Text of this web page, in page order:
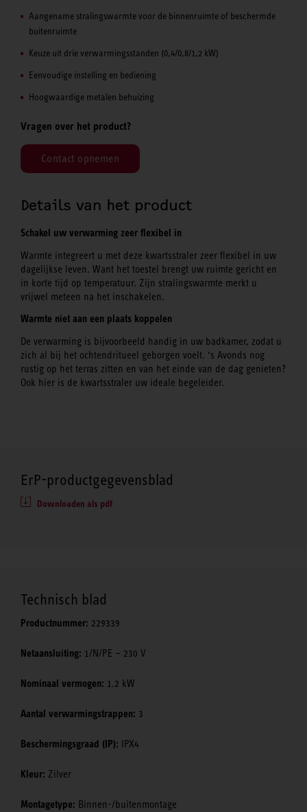
Aangename stralingswarmte voor de binnenruimte of beschermde
buitenruimte
Keuze uit drie verwarmingsstanden (0,4/0,8/1,2 kW)
Eenvoudige instelling en bediening
Hoogwaardige metalen behuizing
Vragen over het product?
Contact opnemen
Details van het product
Schakel uw verwarming zeer flexibel in
Warmte integreert u met deze kwartsstraler zeer flexibel in uw
dagelijkse leven. Want het toestel brengt uw ruimte gericht en
in korte tijd op temperatuur. Zijn stralingswarmte merkt u
vrijwel meteen na het inschakelen.
Warmte niet aan een plaats koppelen
De verwarming is bijvoorbeeld handig in uw badkamer, zodat u
zich al bij het ochtendritueel geborgen voelt. ‘s Avonds nog
rustig op het terras zitten en van het einde van de dag genieten?
Ook hier is de kwartsstraler uw ideale begeleider.
ErP-productgegevensblad
Downloaden als pdf
Technisch blad
Productnummer: 229339
Netaansluiting: 1/N/PE ~ 230 V
Nominaal vermogen: 1.2 kW
Aantal verwarmingstrappen: 3
Beschermingsgraad (IP): IPX4
Kleur: Zilver
Montagetype: Binnen-/buitenmontage